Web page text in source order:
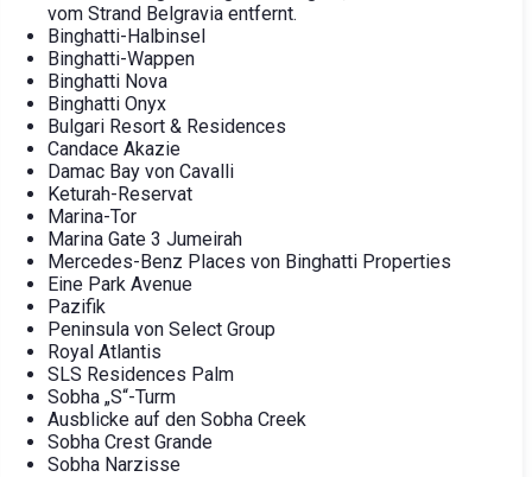
vom Strand Belgravia entfernt.
Binghatti-Halbinsel
Binghatti-Wappen
Binghatti Nova
Binghatti Onyx
Bulgari Resort & Residences
Candace Akazie
Damac Bay von Cavalli
Keturah-Reservat
Marina-Tor
Marina Gate 3 Jumeirah
Mercedes-Benz Places von Binghatti Properties
Eine Park Avenue
Pazifik
Peninsula von Select Group
Royal Atlantis
SLS Residences Palm
Sobha „S“-Turm
Ausblicke auf den Sobha Creek
Sobha Crest Grande
Sobha Narzisse